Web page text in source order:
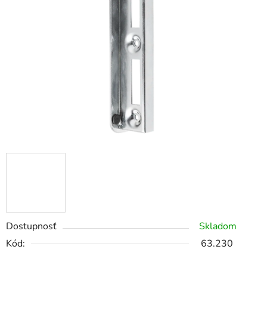
Dostupnosť
Skladom
Kód:
63.230